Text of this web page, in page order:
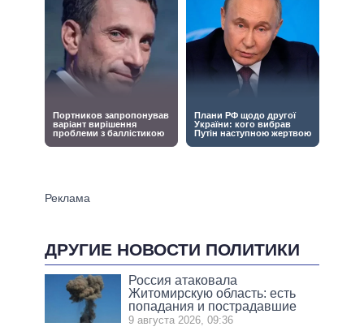
ДРУГИЕ НОВОСТИ ПОЛИТИКИ
Россия атаковала
Житомирскую область: есть
попадания и пострадавшие
9 августа 2026, 09:36